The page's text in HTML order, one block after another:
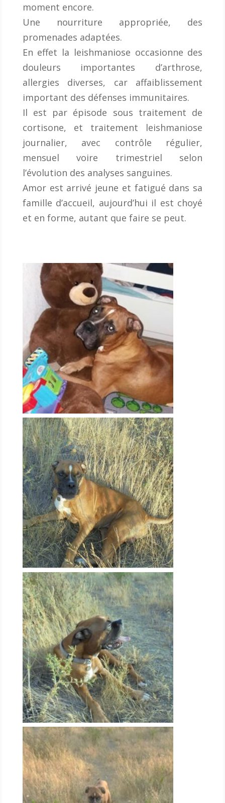
moment encore.
Une nourriture appropriée, des
promenades adaptées.
En effet la leishmaniose occasionne des
douleurs importantes d’arthrose,
allergies diverses, car affaiblissement
important des défenses immunitaires.
Il est par épisode sous traitement de
cortisone, et traitement leishmaniose
journalier, avec contrôle régulier,
mensuel voire trimestriel selon
l’évolution des analyses sanguines.
Amor est arrivé jeune et fatigué dans sa
famille d’accueil, aujourd’hui il est choyé
et en forme, autant que faire se peut.